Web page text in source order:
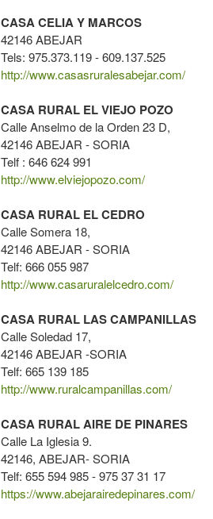
CASA CELIA Y MARCOS
42146 ABEJAR
Tels: 975.373.119 - 609.137.525
http://www.casasruralesabejar.com/
CASA RURAL EL VIEJO POZO
Calle Anselmo de la Orden 23 D,
42146 ABEJAR - SORIA
Telf : 646 624 991
http://www.elviejopozo.com/
CASA RURAL EL CEDRO
Calle Somera 18,
42146 ABEJAR - SORIA
Telf: 666 055 987
http://www.casaruralelcedro.com/
CASA RURAL LAS CAMPANILLAS
Calle Soledad 17,
42146 ABEJAR -SORIA
Telf: 665 139 185
http://www.ruralcampanillas.com/
CASA RURAL AIRE DE PINARES
Calle La Iglesia 9.
42146, ABEJAR- SORIA
Telf: 655 594 985 - 975 37 31 17
https://www.abejarairedepinares.com/